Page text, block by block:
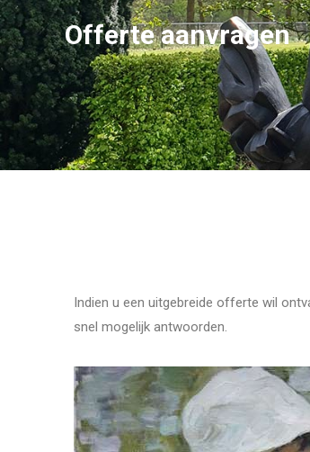
Offerte aanvragen
Indien u een uitgebreide offerte wil
snel mogelijk antwoorden.